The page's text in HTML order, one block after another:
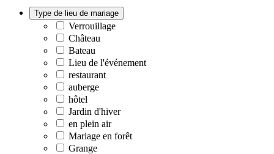
Type de lieu de mariage
Verrouillage
Château
Bateau
Lieu de l'événement
restaurant
auberge
hôtel
Jardin d'hiver
en plein air
Mariage en forêt
Grange